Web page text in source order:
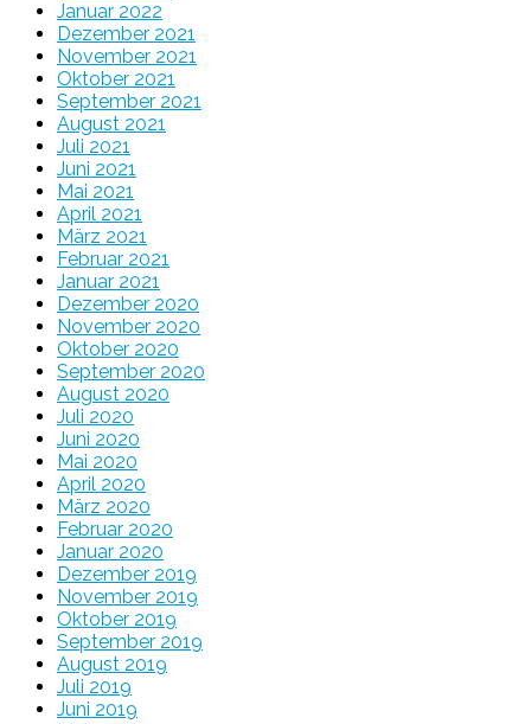
Januar 2022
Dezember 2021
November 2021
Oktober 2021
September 2021
August 2021
Juli 2021
Juni 2021
Mai 2021
April 2021
März 2021
Februar 2021
Januar 2021
Dezember 2020
November 2020
Oktober 2020
September 2020
August 2020
Juli 2020
Juni 2020
Mai 2020
April 2020
März 2020
Februar 2020
Januar 2020
Dezember 2019
November 2019
Oktober 2019
September 2019
August 2019
Juli 2019
Juni 2019